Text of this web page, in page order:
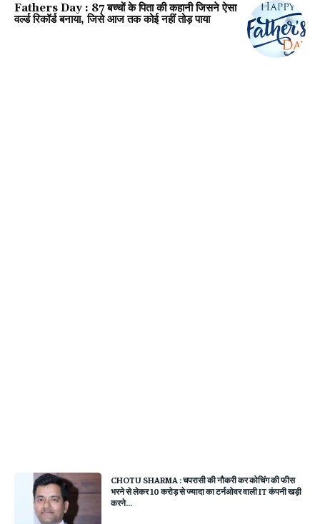
CHOTU SHARMA : चपरासी की नौकरी कर कोचिंग की फीस
भरने से लेकर 10 करोड़ से ज्यादा का टर्नओवर वाली IT कंपनी खड़ी
करने...
Fathers Day : 87 बच्चों के पिता की कहानी जिसने ऐसा
वर्ल्ड रिकॉर्ड बनाया, जिसे आज तक कोई नहीं तोड़ पाया